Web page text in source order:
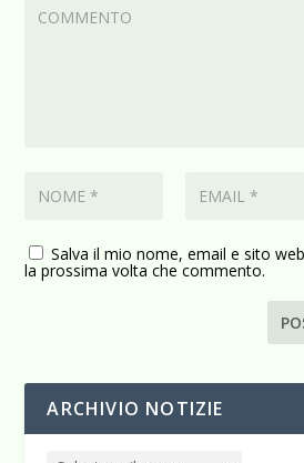
Salva il mio nome, email e sito
la prossima volta che commento.
ARCHIVIO NOTIZIE